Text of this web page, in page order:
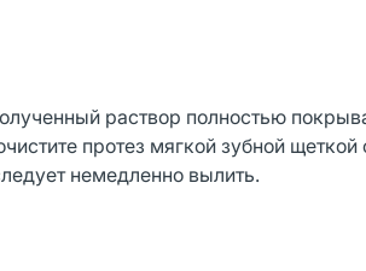
раствор полностью
протез мягкой зубной
немедленно вылить.